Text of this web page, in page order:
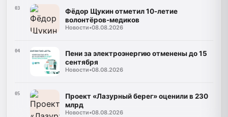
03
Фёдор Щукин отметил 10-летие
волонтёров-медиков
Новости•08.08.2026
04
Пени за электроэнергию отменены до 15
сентября
Новости•08.08.2026
05
Проект «Лазурный берег» оценили в 230
млрд
Новости•08.08.2026